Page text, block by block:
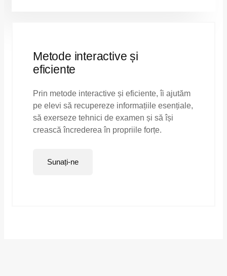
Metode interactive și
eficiente
Prin metode interactive și eficiente, îi ajutăm
pe elevi să recupereze informațiile esențiale,
să exerseze tehnici de examen și să își
crească încrederea în propriile forțe.
Sunați-ne